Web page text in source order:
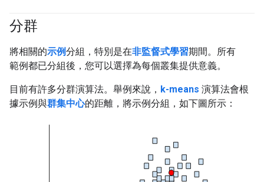
分群
將相關的示例分組，特別是在非監督式學習期間。所有
範例都已分組後，您可以選擇為每個叢集提供意義。
目前有許多分群演算法。舉例來說， k-means 演算法會根
據示例與群集中心的距離，將示例分組，如下圖所示：